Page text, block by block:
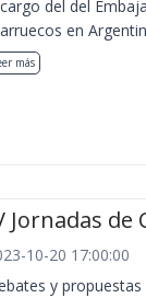
del del
en
más
Jornadas de
10-20 17:00:00
y